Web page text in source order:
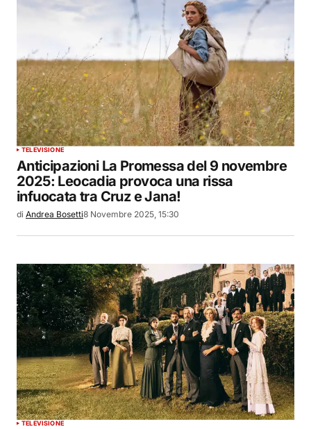
TELEVISIONE
Anticipazioni La Promessa del 9 novembre
2025: Leocadia provoca una rissa
infuocata tra Cruz e Jana!
di Andrea Bosetti8 Novembre 2025, 15:30
TELEVISIONE